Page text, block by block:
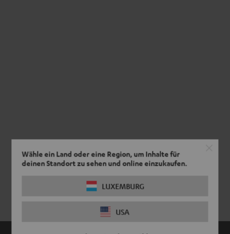
Wähle ein Land oder eine Region, um Inhalte für
deinen Standort zu sehen und online einzukaufen.
LUXEMBURG
USA